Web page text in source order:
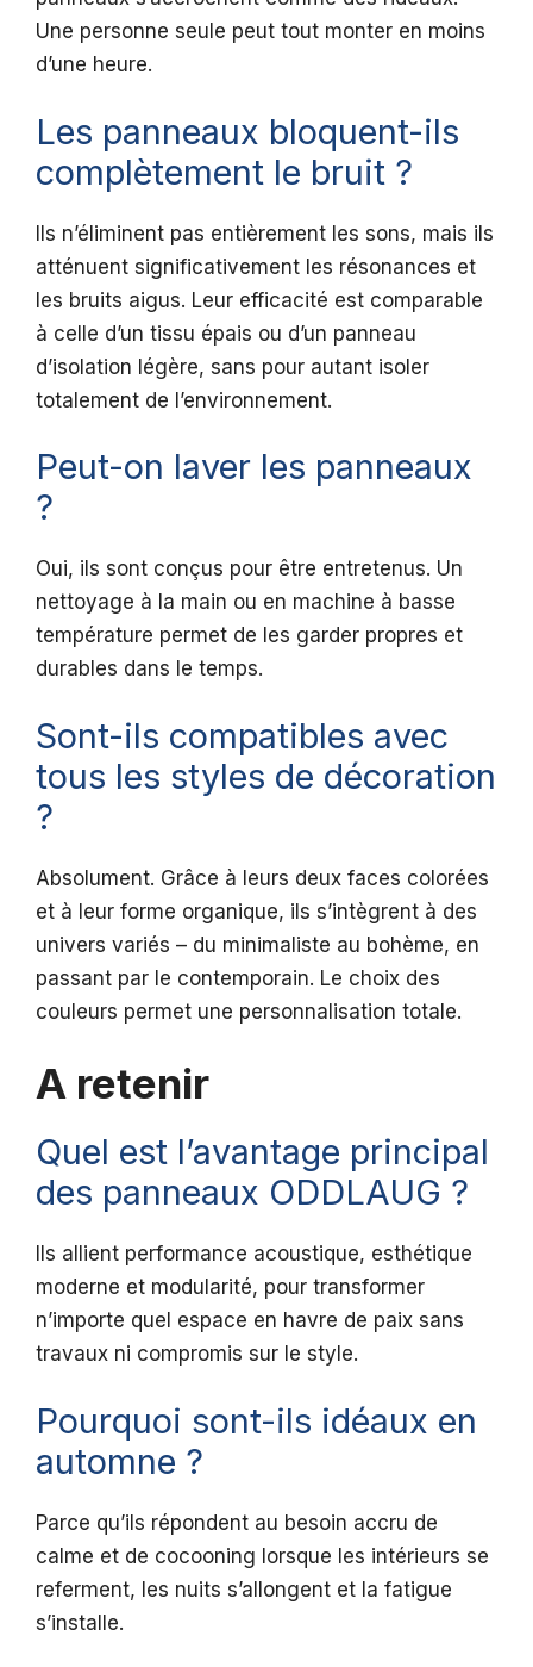
Une personne seule peut tout monter en moins
d’une heure.
Les panneaux bloquent-ils
complètement le bruit ?
Ils n’éliminent pas entièrement les sons, mais ils
atténuent significativement les résonances et
les bruits aigus. Leur efficacité est comparable
à celle d’un tissu épais ou d’un panneau
d’isolation légère, sans pour autant isoler
totalement de l’environnement.
Peut-on laver les panneaux
?
Oui, ils sont conçus pour être entretenus. Un
nettoyage à la main ou en machine à basse
température permet de les garder propres et
durables dans le temps.
Sont-ils compatibles avec
tous les styles de décoration
?
Absolument. Grâce à leurs deux faces colorées
et à leur forme organique, ils s’intègrent à des
univers variés – du minimaliste au bohème, en
passant par le contemporain. Le choix des
couleurs permet une personnalisation totale.
A retenir
Quel est l’avantage principal
des panneaux ODDLAUG ?
Ils allient performance acoustique, esthétique
moderne et modularité, pour transformer
n’importe quel espace en havre de paix sans
travaux ni compromis sur le style.
Pourquoi sont-ils idéaux en
automne ?
Parce qu’ils répondent au besoin accru de
calme et de cocooning lorsque les intérieurs se
referment, les nuits s’allongent et la fatigue
s’installe.